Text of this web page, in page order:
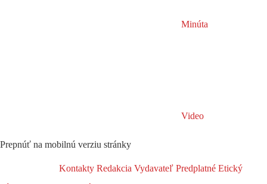
Minúta
Video
Prepnúť na mobilnú verziu stránky
Kontakty Redakcia Vydavateľ Predplatné Etický